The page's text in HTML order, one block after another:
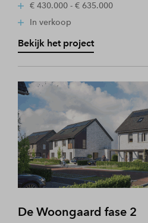
€ 430.000 - € 635.000
In verkoop
Bekijk het project
De Woongaard fase 2